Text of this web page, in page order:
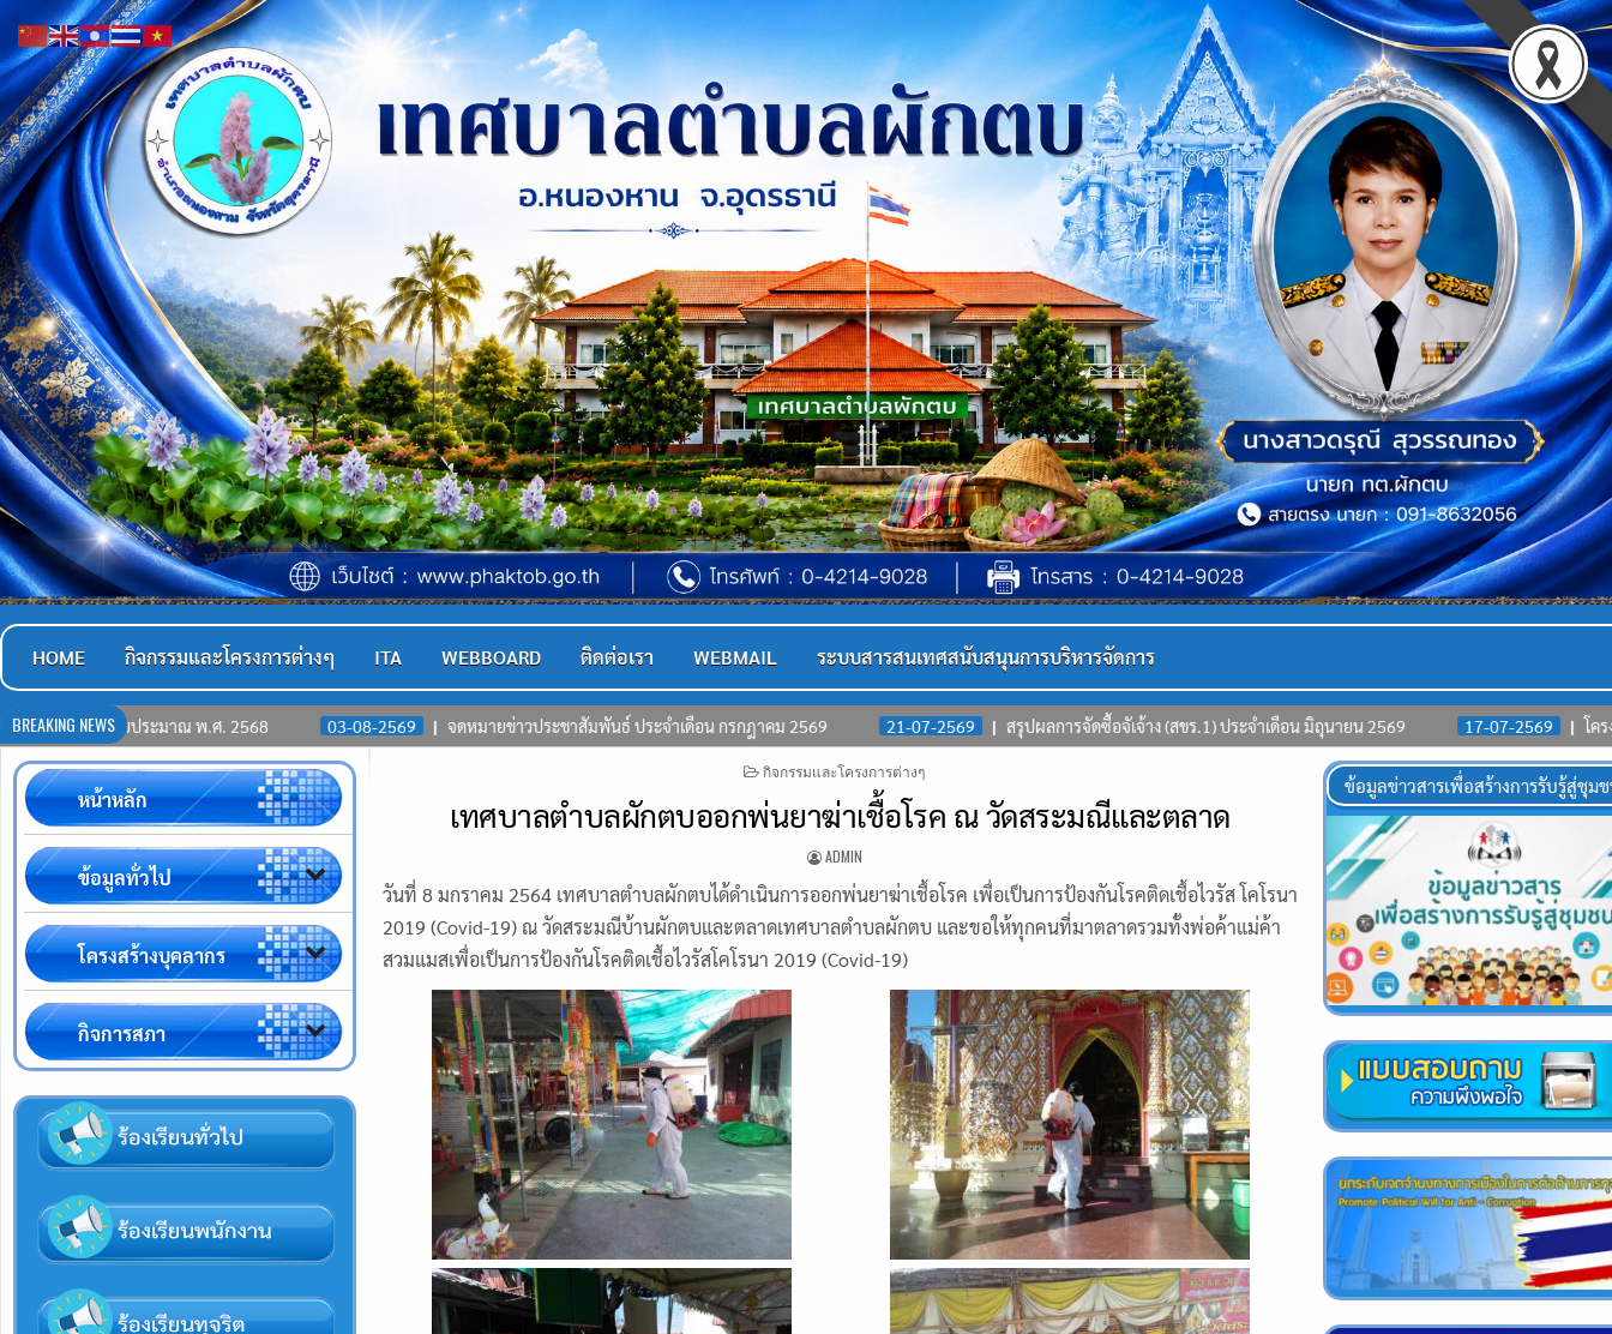
HOME กิจกรรมและโครงการต่างๆ ITA WEBBOARD ติดต่อเรา WEBMAIL ระบบสารสนเทศสนับสนุนการบริหารจัดการ
BREAKING NEWS
มาณ พ.ศ. 2568 03-08-2569 จดหมายข่าวประชาสัมพันธ์ ประจำเดือน กรกฎาคม 2569 21-07-2569 สรุปผลการจัดซื้อจัเจ้าง (สขร.1) ประจำเดือน มิถุนายน 2569 17-07-2569 โครงการพัฒนาคุณภาพชี
POSTED
กิจกรรมและโครงการต่างๆ
เทศบาลตำบลผักตบออกพ่นยาฆ่าเชื้อโรค ณ วัดสระมณีและตลาด
ADMIN
วันที่ 8 มกราคม 2564 เทศบาลตำบลผักตบได้ดำเนินการออกพ่นยาฆ่าเชื้อโรค เพื่อเป็นการป้องกันโรคติดเชื้อไวรัส โคโรนา
2019 (Covid-19) ณ วัดสระมณีบ้านผักตบและตลาดเทศบาลตำบลผักตบ และขอให้ทุกคนที่มาตลาดรวมทั้งพ่อค้าแม่ค้า
สวมแมสเพื่อเป็นการป้องกันโรคติดเชื้อไวรัสโคโรนา 2019 (Covid-19)
หน้าหลัก
ข้อมูลทั่วไป
โครงสร้างบุคลากร
กิจการสภา
ข้อมูลข่าวสารเพื่อสร้างการรับรู้สู่ชุม